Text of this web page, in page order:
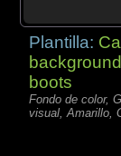
Plantilla:
boots
Fondo de color,
visual, Amarillo,